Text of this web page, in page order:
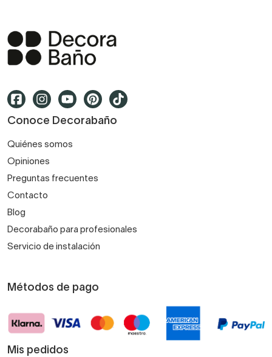
Conoce Decorabaño
Quiénes somos
Opiniones
Preguntas frecuentes
Contacto
Blog
Decorabaño para profesionales
Servicio de instalación
Métodos de pago
Mis pedidos